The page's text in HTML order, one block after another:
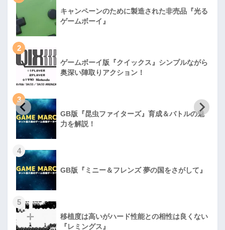
キャンペーンのために製造された非売品『光る
ゲームボーイ』
2
ゲームボーイ版『クイックス』シンプルながら
奥深い陣取りアクション！
3
GB版『昆虫ファイターズ』育成＆バトルの魅
力を解説！
4
GB版『ミニー＆フレンズ 夢の国をさがして』
5
移植度は高いがハード性能との相性は良くない
『レミングス』